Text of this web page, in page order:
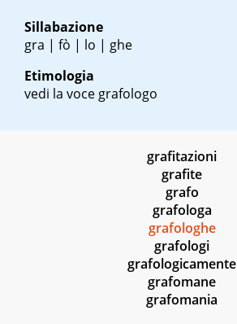
Sillabazione
gra | fò | lo | ghe
Etimologia
vedi la voce grafologo
grafitazioni
grafite
grafo
grafologa
grafologhe
grafologi
grafologicamente
grafomane
grafomania